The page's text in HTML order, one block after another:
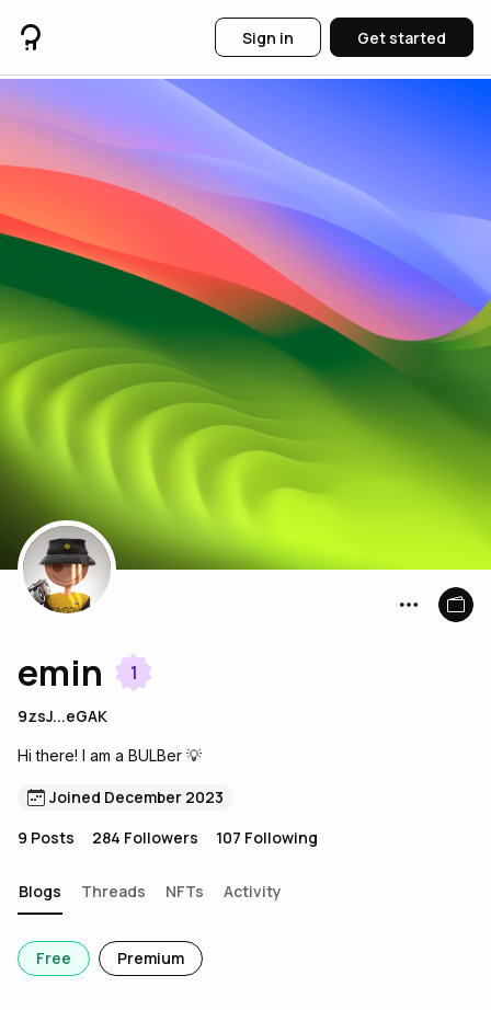
Sign in Get started
emin 1
9zsJ...eGAK
Hi there! I am a BULBer 💡
Joined December 2023
9 Posts 284 Followers 107 Following
Blogs Threads NFTs Activity
Free Premium